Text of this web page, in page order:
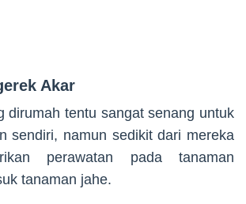
Akar
dirumah tentu sangat senang untuk
sendiri, namun sedikit dari mereka
perawatan pada tanaman
tanaman jahe.